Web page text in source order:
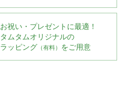
お祝い・プレゼントに最適！
タムタムオリジナルの
ラッピング （有料） をご用意